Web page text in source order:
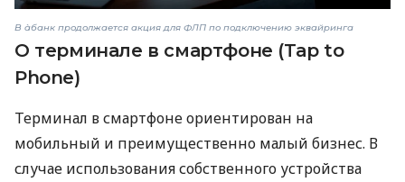
В àбанк продолжается акция для ФЛП по подключению эквайринга
О терминале в смартфоне (Tap to
Phone)
Терминал в смартфоне ориентирован на
мобильный и преимущественно малый бизнес. В
случае использования собственного устройства